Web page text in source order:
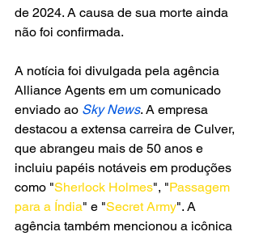
de 2024. A causa de sua morte ainda
não foi confirmada.
A notícia foi divulgada pela agência
Alliance Agents em um comunicado
enviado ao Sky News. A empresa
destacou a extensa carreira de Culver,
que abrangeu mais de 50 anos e
incluiu papéis notáveis em produções
como "Sherlock Holmes", "Passagem
para a Índia" e "Secret Army". A
agência também mencionou a icônica